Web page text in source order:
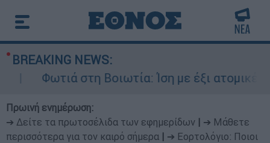
BREAKING NEWS:
Φωτιά στη Βοιωτία: Ίση με έξι ατομικές
Πρωινή ενημέρωση:
➔ Δείτε τα πρωτοσέλιδα των εφημερίδων
➔ Μάθετε
περισσότερα για τον καιρό σήμερα
➔ Εορτολόγιο: Ποιοι